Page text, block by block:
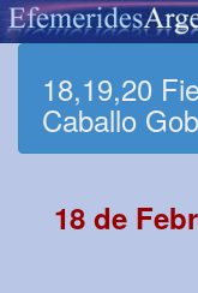
18,19,20
Caballo
18 de